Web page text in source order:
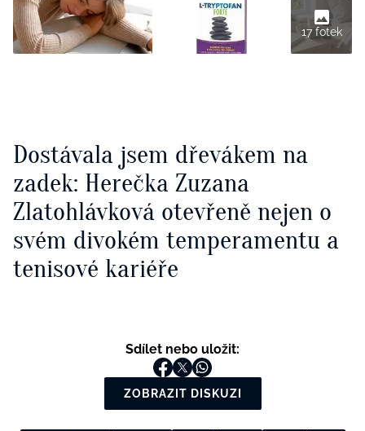
17 fotek
Dostávala jsem dřevákem na
zadek: Herečka Zuzana
Zlatohlávková otevřeně nejen o
svém divokém temperamentu a
tenisové kariéře
Sdílet nebo uložit:
ZOBRAZIT DISKUZI